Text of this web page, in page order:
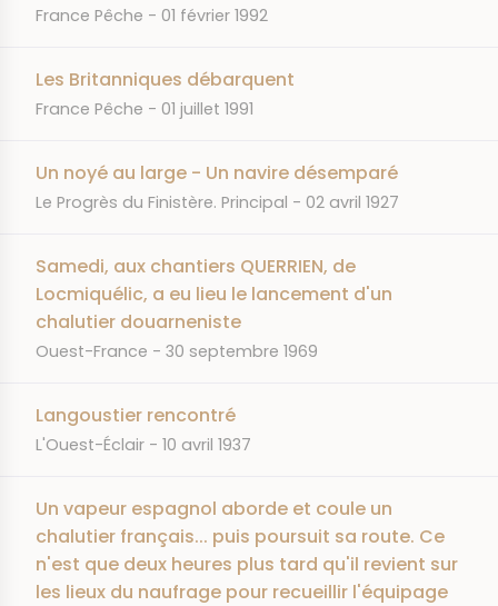
JOURNAL
France Pêche DATE
01 février 1992
Les Britanniques débarquent
JOURNAL
France Pêche DATE
01 juillet 1991
Un noyé au large - Un navire désemparé
JOURNAL
Le Progrès du Finistère. Principal DATE
02 avril 1927
Samedi, aux chantiers QUERRIEN, de
Locmiquélic, a eu lieu le lancement d'un
chalutier douarneniste
JOURNAL
Ouest-France DATE
30 septembre 1969
Langoustier rencontré
JOURNAL
L'Ouest-Éclair DATE
10 avril 1937
Un vapeur espagnol aborde et coule un
chalutier français... puis poursuit sa route. Ce
n'est que deux heures plus tard qu'il revient sur
les lieux du naufrage pour recueillir l'équipage